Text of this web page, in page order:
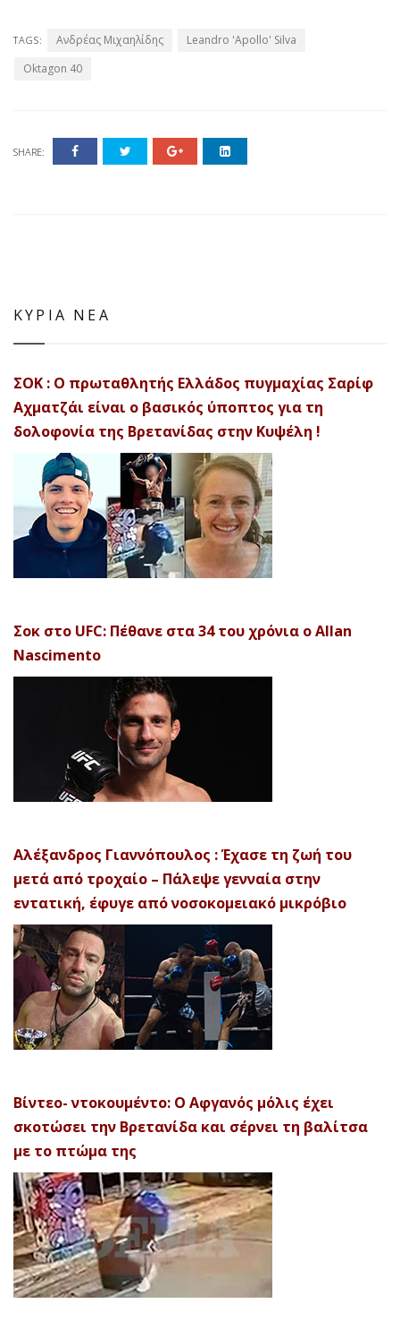
TAGS: Ανδρέας Μιχαηλίδης
Leandro 'Apollo' Silva
Oktagon 40
SHARE:
ΚΥΡΙΑ ΝΕΑ
ΣΟΚ : Ο πρωταθλητής Ελλάδος πυγμαχίας Σαρίφ
Αχματζάι είναι ο βασικός ύποπτος για τη
δολοφονία της Βρετανίδας στην Κυψέλη !
Σοκ στο UFC: Πέθανε στα 34 του χρόνια ο Allan
Nascimento
Αλέξανδρος Γιαννόπουλος : Έχασε τη ζωή του
μετά από τροχαίο – Πάλεψε γενναία στην
εντατική, έφυγε από νοσοκομειακό μικρόβιο
Βίντεο- ντοκουμέντο: Ο Αφγανός μόλις έχει
σκοτώσει την Βρετανίδα και σέρνει τη βαλίτσα
με το πτώμα της